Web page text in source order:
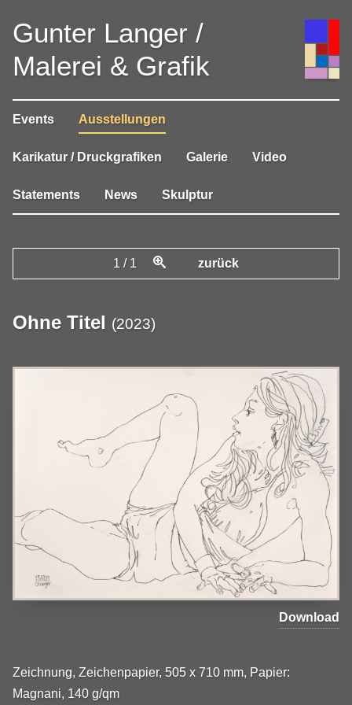
Gunter Langer /
Malerei & Grafik
Events Ausstellungen
Karikatur / Druckgrafiken Galerie Video
Statements News Skulptur
1 / 1 zurück
Ohne Titel (2023)
Download
Zeichnung, Zeichenpapier, 505 x 710 mm, Papier:
Magnani, 140 g/qm